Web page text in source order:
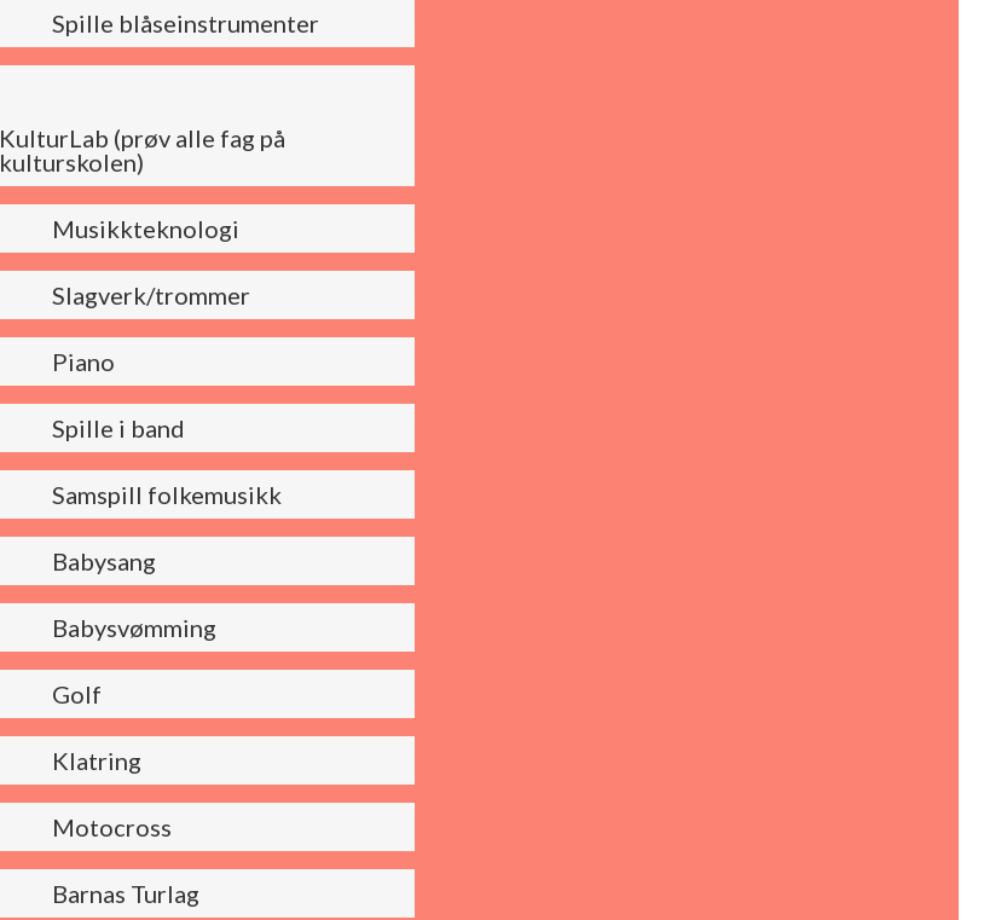
Spille blåseinstrumenter
KulturLab (prøv alle fag på
kulturskolen)
Musikkteknologi
Slagverk/trommer
Piano
Spille i band
Samspill folkemusikk
Babysang
Babysvømming
Golf
Klatring
Motocross
Barnas Turlag